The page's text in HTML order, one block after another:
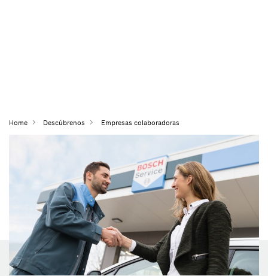
Home Descúbrenos Empresas colaboradoras